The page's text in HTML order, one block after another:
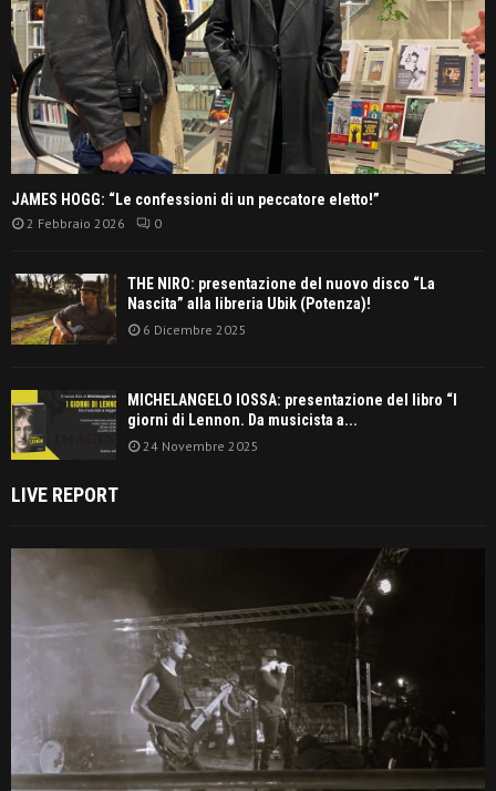
JAMES HOGG: “Le confessioni di un peccatore eletto!”
2 Febbraio 2026 0
THE NIRO: presentazione del nuovo disco “La
Nascita” alla libreria Ubik (Potenza)!
6 Dicembre 2025
MICHELANGELO IOSSA: presentazione del libro “I
giorni di Lennon. Da musicista a...
24 Novembre 2025
LIVE REPORT